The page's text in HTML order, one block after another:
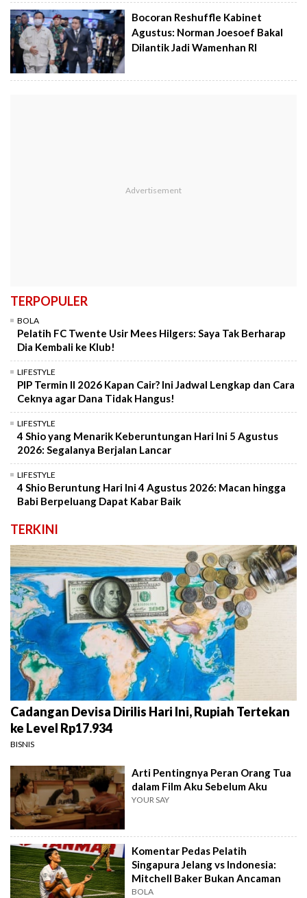
Bocoran Reshuffle Kabinet
Agustus: Norman Joesoef Bakal
Dilantik Jadi Wamenhan RI
TERPOPULER
BOLA
Pelatih FC Twente Usir Mees Hilgers: Saya Tak Berharap
Dia Kembali ke Klub!
LIFESTYLE
PIP Termin II 2026 Kapan Cair? Ini Jadwal Lengkap dan Cara
Ceknya agar Dana Tidak Hangus!
LIFESTYLE
4 Shio yang Menarik Keberuntungan Hari Ini 5 Agustus
2026: Segalanya Berjalan Lancar
LIFESTYLE
4 Shio Beruntung Hari Ini 4 Agustus 2026: Macan hingga
Babi Berpeluang Dapat Kabar Baik
TERKINI
Cadangan Devisa Dirilis Hari Ini, Rupiah Tertekan
ke Level Rp17.934
BISNIS
Arti Pentingnya Peran Orang Tua
dalam Film Aku Sebelum Aku
YOUR SAY
Komentar Pedas Pelatih
Singapura Jelang vs Indonesia:
Mitchell Baker Bukan Ancaman
BOLA